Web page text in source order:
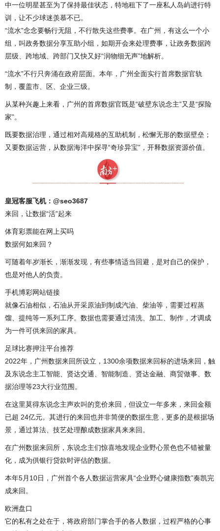
中一位明星甚至为了保持最佳状态，特地租下了一座私人岛屿进行特
训，让不少球迷羡慕不已。
“流水”念念要畅行无阻，不行散失这些费事。在广州，有这么一个小
组，叫政务数据分享互助小组，如期开会来处理费事，让政务数据跨
层级、跨地域、跨部门又快又好“润物细无声”地解析。
“流水”不行只奔涌在政府层面。本年，广州全面实行首席数据官轨
制，覆盖市、区、企业三级。
从某种兴趣上来看，广州的首席数据官既是“破壁东说念主”又是“探险
家”。
既要数据治理，通过相对高规格的互助机制，松懈无形的数据壁垒；
又要数据运营，从数据海洋中探寻“奇珍异宝”，开释数据资源价值。
皇冠客服飞机：@seo3687
来回，让数据“活”起来
体育彩票能在网上买吗
数据何如来回？
可随着年岁渐长，渐渐发现，有些事情适当回避，是对自己的保护，
也是对他人的负责。
手机博彩网站链接
就像石油相似，石油从开采原油到制成汽油、柴油等，需要过程蒸
馏、提纯等一系列工序。数据也需要通过清洗、加工、制作，才调成
为一件可供来回的家具。
足球比赛押注平台推荐
2022年，广州数据来回所设立，1300余项数据来回标的进场来回，触
及东说念主工智能、贤达交通、智能制造、贤达金融、商贸做事、数
据治理等23大行业范围。
在这里莫得东说念主声欢叫的竞价来回，但设立一年多来，来回金额
已超 24亿元。其进行的来回也并非简便的数据生意，更多的是根据场
景，通过算法、技艺处理酿成数据家具来来回。
在广州数据来回所，东说念主们惊喜地发现企业野心景色也不错被量
化，成为供银行贷款时评估的数据。
本年5月10日，广州首个各人数据运营家具“企业野心健康指数”奏凯完
成来回。
欧洲盘口
它的私有之处在于，将政府部门掌合手的各人数据，过程严格的心事